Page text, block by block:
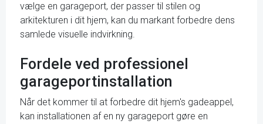
vælge en garageport, der passer til stilen og
arkitekturen i dit hjem, kan du markant forbedre dens
samlede visuelle indvirkning.
Fordele ved professionel
garageportinstallation
Når det kommer til at forbedre dit hjem's gadeappel,
kan installationen af en ny garageport gøre en